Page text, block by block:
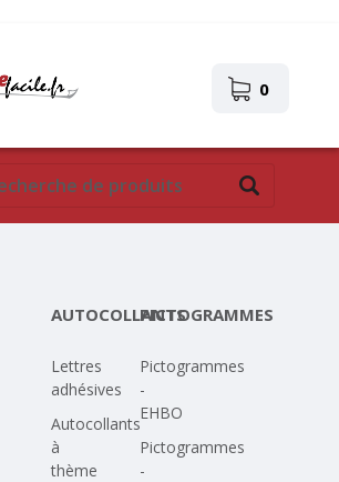
0
votre propre conception
AUTOCOLLANTS
Lettres
adhésives
Autocollants
à
thème
PICTOGRAMMES
Pictogrammes
-
EHBO
Pictogrammes
-